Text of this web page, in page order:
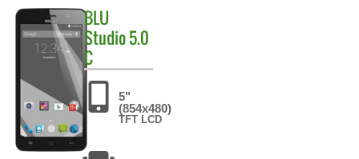
BLU
Studio 5.0
C
5"
(854x480)
TFT LCD